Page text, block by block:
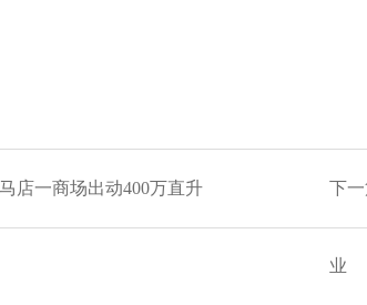
店一商场出动400万直升 下一
业